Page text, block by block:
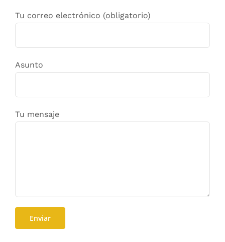
Tu correo electrónico (obligatorio)
Asunto
Tu mensaje